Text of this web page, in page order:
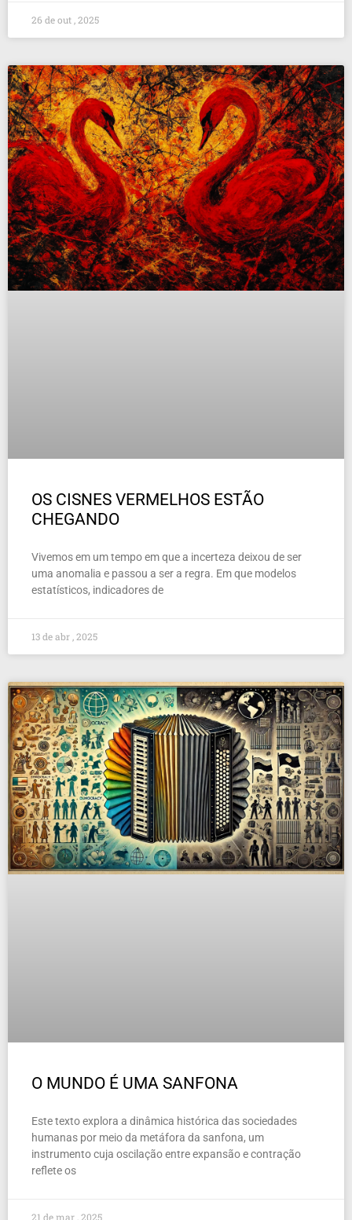
26 de out , 2025
OS CISNES VERMELHOS ESTÃO
CHEGANDO
Vivemos em um tempo em que a incerteza deixou de ser
uma anomalia e passou a ser a regra. Em que modelos
estatísticos, indicadores de
13 de abr , 2025
O MUNDO É UMA SANFONA
Este texto explora a dinâmica histórica das sociedades
humanas por meio da metáfora da sanfona, um
instrumento cuja oscilação entre expansão e contração
reflete os
21 de mar , 2025